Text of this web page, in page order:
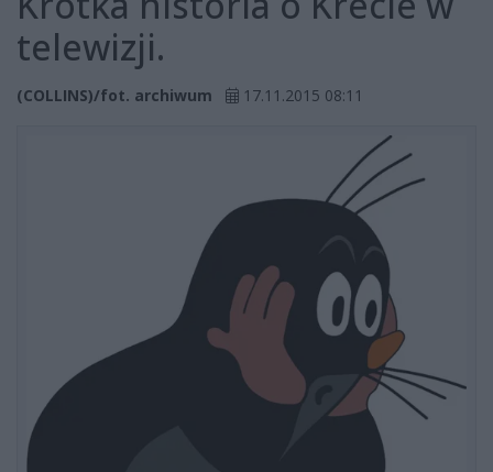
telewizji.
(COLLINS)/fot. archiwum 17.11.2015 08:11